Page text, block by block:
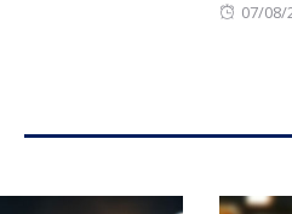
Posted
07/08/